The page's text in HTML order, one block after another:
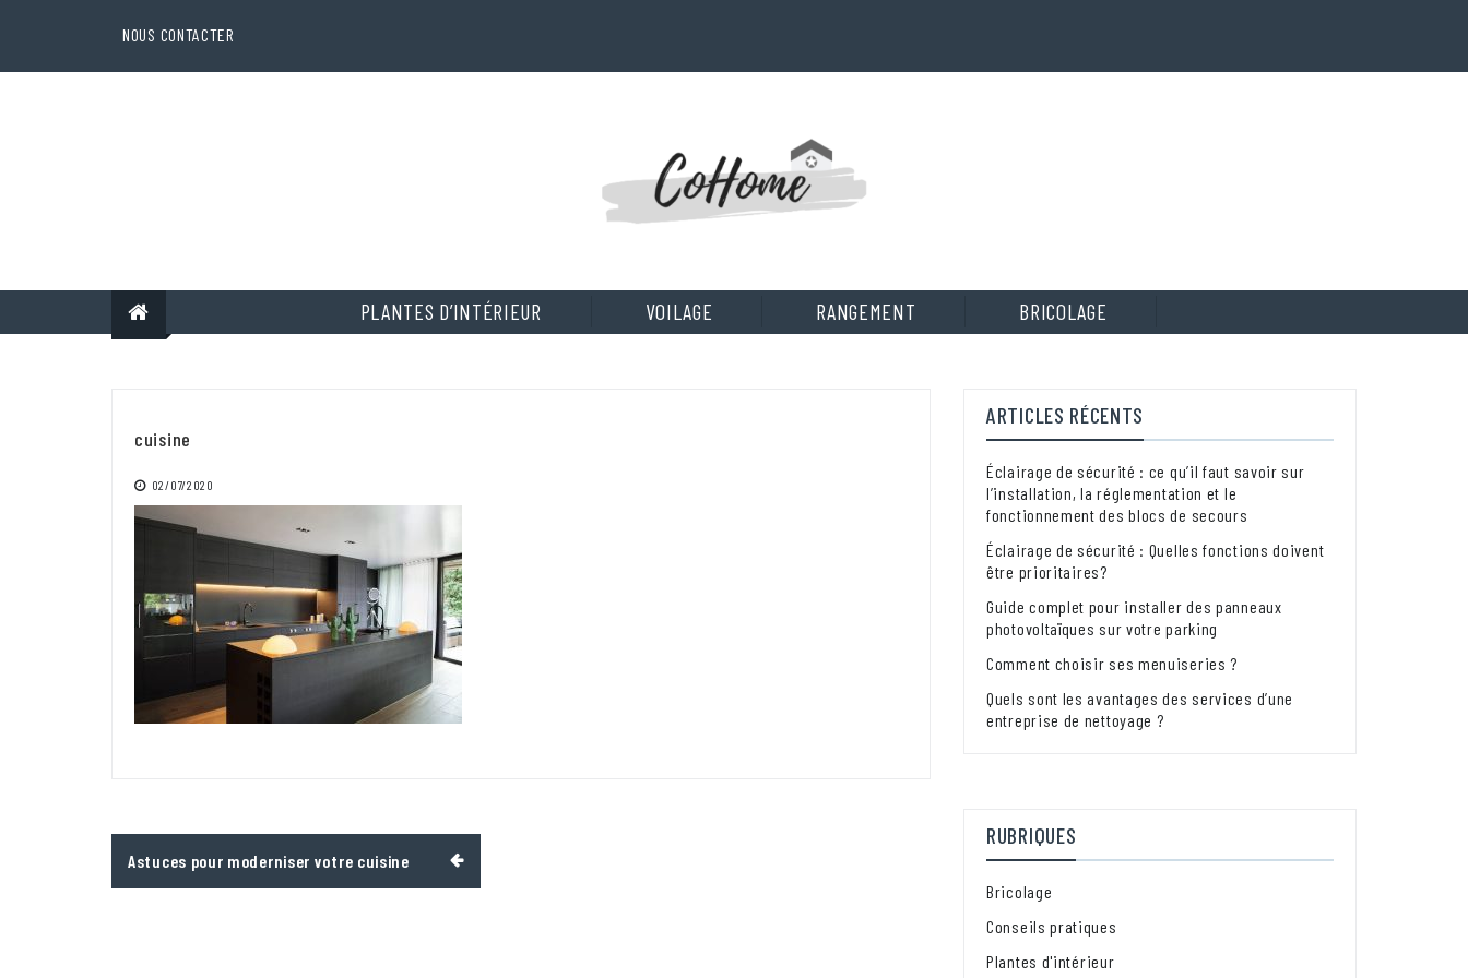
NOUS CONTACTER
PLANTES D’INTÉRIEUR VOILAGE RANGEMENT BRICOLAGE
cuisine
02/07/2020
Navigation
de
Astuces pour moderniser votre cuisine
ARTICLES RÉCENTS
Éclairage de sécurité : ce qu’il faut savoir sur
l’installation, la réglementation et le
fonctionnement des blocs de secours
Éclairage de sécurité : Quelles fonctions doivent
être prioritaires?
Guide complet pour installer des panneaux
photovoltaïques sur votre parking
Comment choisir ses menuiseries ?
Quels sont les avantages des services d’une
entreprise de nettoyage ?
RUBRIQUES
Bricolage
Conseils pratiques
Plantes d'intérieur